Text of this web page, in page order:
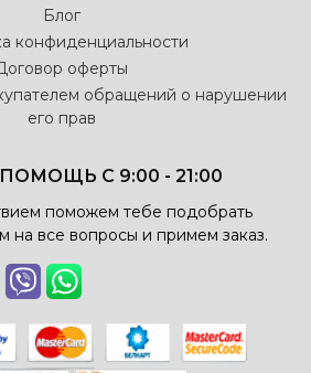
Блог
конфиденциальности
оферты
обращений о нарушении
его прав
С 9:00 - 21:00
поможем тебе подобрать
на все вопросы и примем заказ.